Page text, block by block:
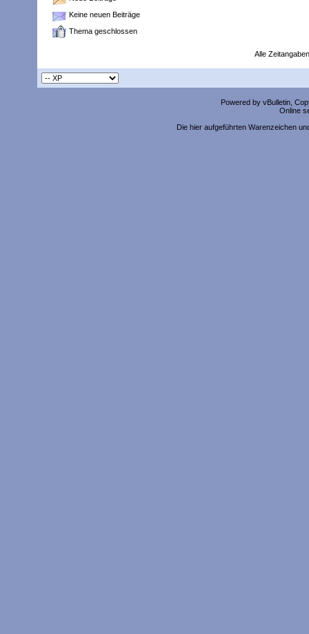
Keine neuen Beiträge
Thema geschlossen
Alle
Powered by vBulletin,
Online
Die hier aufgeführten Warenzeichen